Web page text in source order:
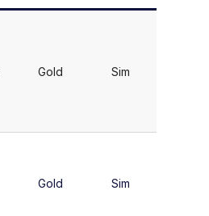
Gold Sim
Gold Sim